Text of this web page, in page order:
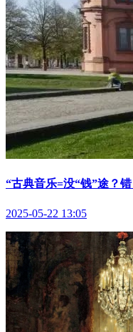
“古典音乐=没“钱”途？
2025-05-22 13:05